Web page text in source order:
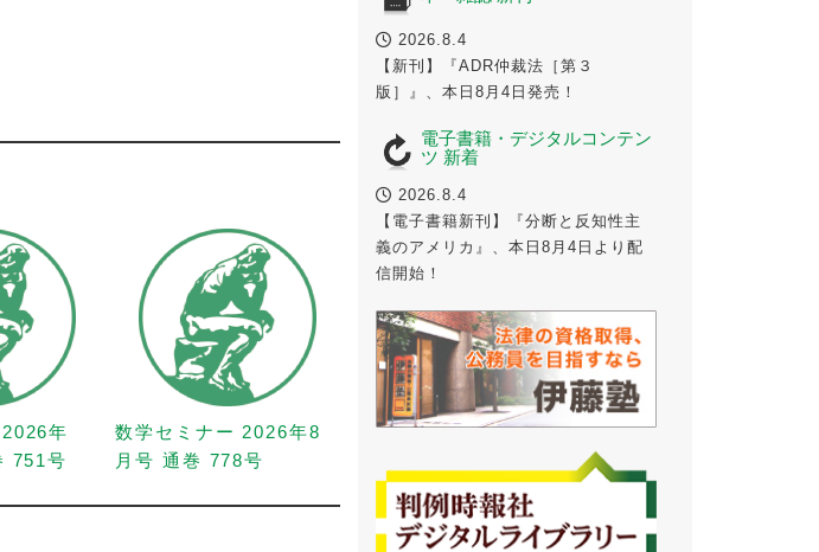
年
751号
数学セミナー 2026年8
月号 通巻 778号
2026.8.4
【新刊】『ADR仲裁法［第３
版］』、本日8月4日発売！
電子書籍・デジタルコンテン
ツ 新着
2026.8.4
【電子書籍新刊】『分断と反知性主
義のアメリカ』、本日8月4日より配
信開始！